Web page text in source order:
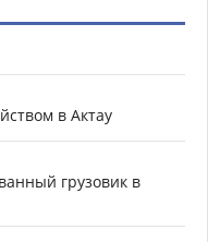
в Актау
грузовик в